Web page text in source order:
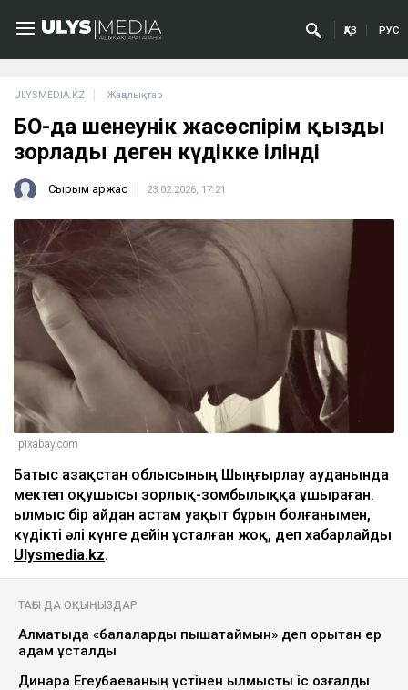
ҚАЗ РУС
ULYSMEDIA.KZ Жаңалықтар
БҚО-да шенеунік жасөспірім қызды
зорлады деген күдікке ілінді
Сырым Қаржас 23.02.2026, 17:21
pixabay.com
Батыс Қазақстан облысының Шыңғырлау ауданында
мектеп оқушысы зорлық-зомбылыққа ұшыраған.
Қылмыс бір айдан астам уақыт бұрын болғанымен,
күдікті әлі күнге дейін ұсталған жоқ, деп хабарлайды
Ulysmedia.kz.
ТАҒЫ ДА ОҚЫҢЫЗДАР
Алматыда «балаларды пышақтаймын» деп қорқытқан ер
адам ұсталды
Динара Егеубаеваның үстінен қылмыстық іс қозғалды